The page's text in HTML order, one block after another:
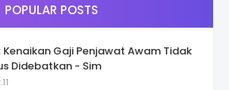
POPULAR POSTS
Kenaikan Gaji Penjawat Awam Tidak
Didebatkan - Sim